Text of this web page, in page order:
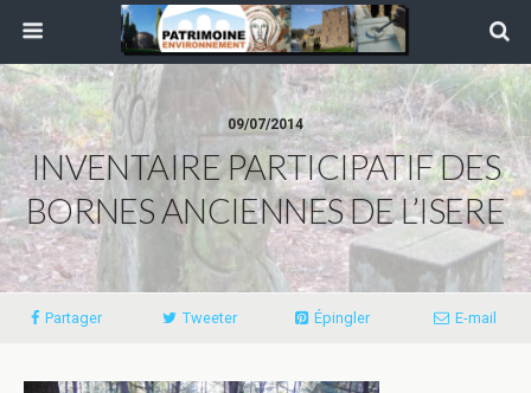
09/07/2014
INVENTAIRE PARTICIPATIF DES
BORNES ANCIENNES DE L’ISERE
Partager Tweeter Épingler E-mail